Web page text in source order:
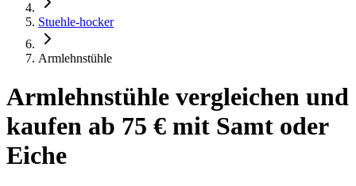
Stuehle-hocker
Armlehnstühle
Armlehnstühle vergleichen und
kaufen ab 75 € mit Samt oder
Eiche